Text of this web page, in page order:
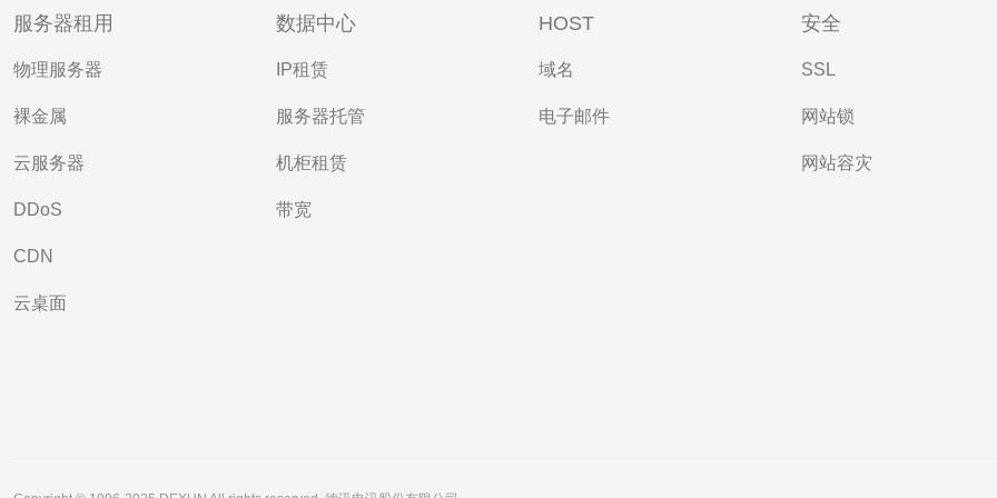
服务器租用
物理服务器
裸金属
云服务器
DDoS
CDN
云桌面
数据中心
IP租赁
服务器托管
机柜租赁
带宽
HOST
域名
电子邮件
安全
SSL
网站锁
网站容灾